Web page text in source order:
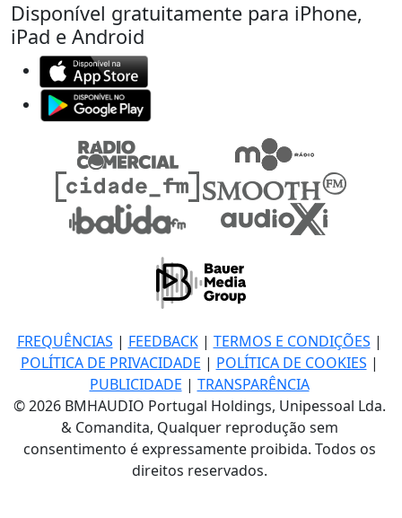
Disponível gratuitamente para iPhone,
iPad e Android
FREQUÊNCIAS | FEEDBACK| TERMOS E CONDIÇÕES |
POLÍTICA DE PRIVACIDADE | POLÍTICA DE COOKIES |
PUBLICIDADE | TRANSPARÊNCIA
© 2026 BMHAUDIO Portugal Holdings, Unipessoal Lda.
& Comandita, Qualquer reprodução sem
consentimento é expressamente proibida. Todos os
direitos reservados.